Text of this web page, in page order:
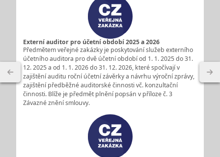
Externí auditor pro účetní období 2025 a 2026
Předmětem veřejné zakázky je poskytování služeb externího
účetního auditora pro dvě účetní období od 1. 1. 2025 do 31.
12. 2025 a od 1. 1. 2026 do 31. 12. 2026, které spočívají v
zajištění auditu roční účetní závěrky a návrhu výroční zprávy,
zajištění předběžné auditorské činnosti vč. konzultační
činnosti. Blíže je předmět plnění popsán v příloze č. 3
Závazné znění smlouvy.